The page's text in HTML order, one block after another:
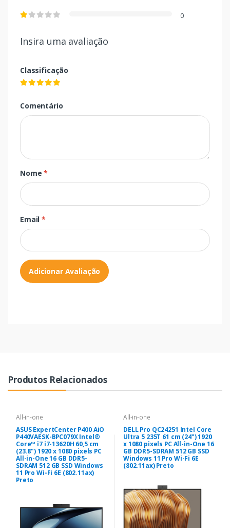
0
Insira uma avaliação
Classificação
Comentário
Nome*
Email*
Adicionar Avaliação
Produtos Relacionados
All-in-one
ASUS ExpertCenter P400 AiO
P440VAESK-BPC079X Intel®
Core™ i7 i7-13620H 60,5 cm
(23.8") 1920 x 1080 pixels PC
All-in-One 16 GB DDR5-
SDRAM 512 GB SSD Windows
11 Pro Wi-Fi 6E (802.11ax)
Preto
All-in-one
DELL Pro QC24251 Intel Core
Ultra 5 235T 61 cm (24") 1920
x 1080 pixels PC All-in-One 16
GB DDR5-SDRAM 512 GB SSD
Windows 11 Pro Wi-Fi 6E
(802.11ax) Preto